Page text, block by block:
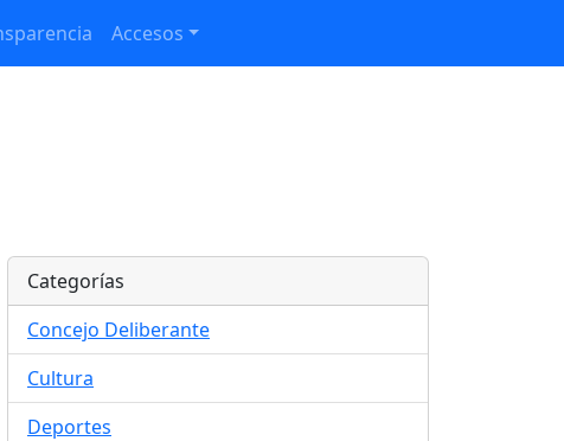
Accesos
Categorías
Concejo Deliberante
Cultura
Deportes